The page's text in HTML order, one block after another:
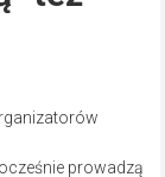
prowadzą